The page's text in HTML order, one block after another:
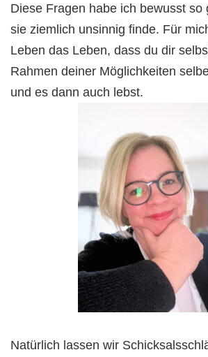
Diese Fragen habe ich bewusst so
sie ziemlich unsinnig finde. Für
Leben das Leben, dass du dir
Rahmen deiner Möglichkeiten
und es dann auch lebst.
Natürlich lassen wir